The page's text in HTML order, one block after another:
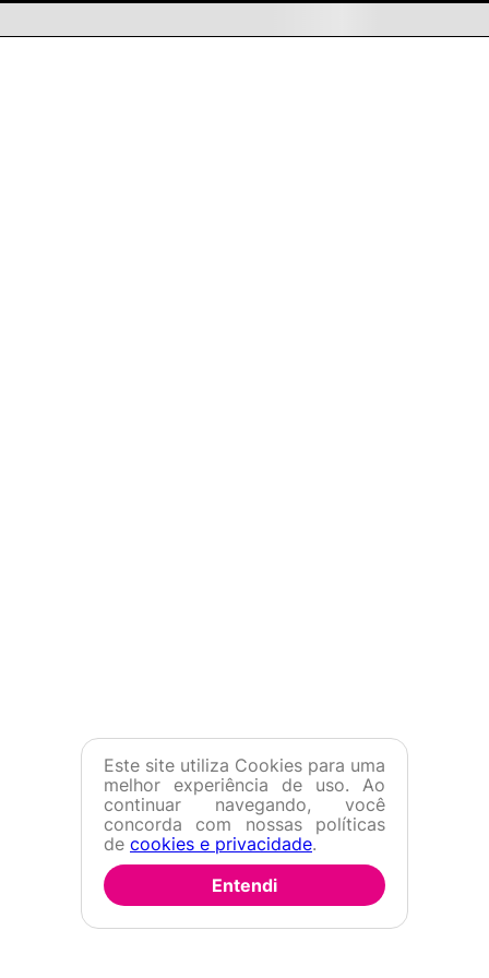
Este site utiliza Cookies para uma
melhor experiência de uso. Ao
continuar navegando, você
concorda com nossas políticas
de cookies e privacidade.
Entendi